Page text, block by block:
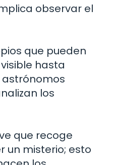
observar el
que pueden
hasta
astrónomos
los
que recoge
un misterio; esto